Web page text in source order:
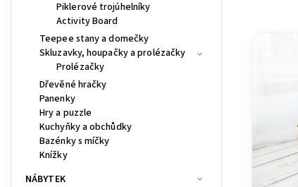
Piklerové trojúhelníky
Activity Board
Teepee stany a domečky
Skluzavky, houpačky a prolézačky
Prolézačky
Dřevěné hračky
Panenky
Hry a puzzle
Kuchyňky a obchůdky
Bazénky s míčky
Knížky
NÁBYTEK